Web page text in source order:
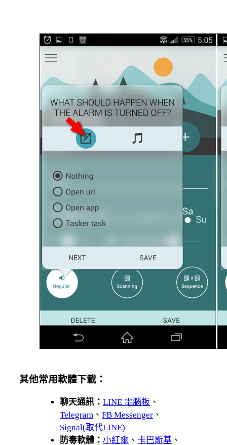
其他常用軟體下載：
聊天通訊：LINE 電腦板 、
Telegram 、FB Messenger 、
Signal(取代LINE)
防毒軟體：小紅傘 、卡巴斯基 、